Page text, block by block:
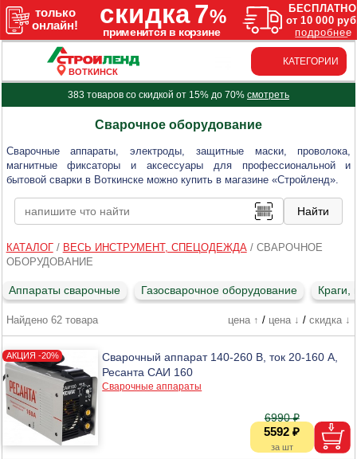
ВОТКИНСК
КАТЕГОРИИ
383 товаров со скидкой от 15% до 70% смотреть
Сварочное оборудование
Сварочные аппараты, электроды, защитные маски, проволока,
магнитные фиксаторы и аксессуары для профессиональной и
бытовой сварки в Воткинске можно купить в магазине «Стройленд».
КАТАЛОГ/ ВЕСЬ ИНСТРУМЕНТ, СПЕЦОДЕЖДА/ СВАРОЧНОЕ
ОБОРУДОВАНИЕ
Аппараты сварочные Газосварочное оборудование Краги,
Найдено 62 товара цена ↑ / цена ↓ / скидка ↓
Сварочный аппарат 140-260 В, ток 20-160 А,
Ресанта САИ 160
Сварочные аппараты
5592 ₽
6990 ₽